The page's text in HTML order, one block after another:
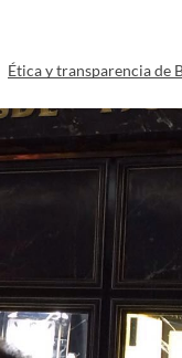
Ética y transparencia de